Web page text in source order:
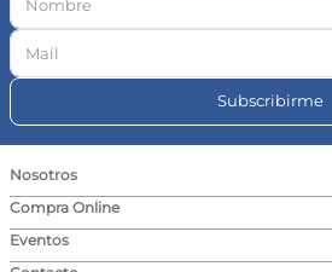
Subscribirme
Nosotros
Compra Online
Eventos